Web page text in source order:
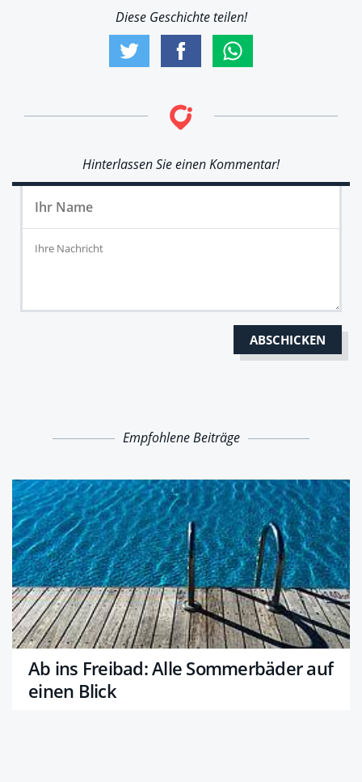
Diese Geschichte teilen!
Hinterlassen Sie einen Kommentar!
Empfohlene Beiträge
Ab ins Freibad: Alle Sommerbäder auf
einen Blick